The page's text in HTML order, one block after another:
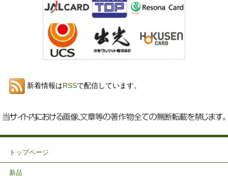
新着情報はRSSで配信しています。
トップページ
新品